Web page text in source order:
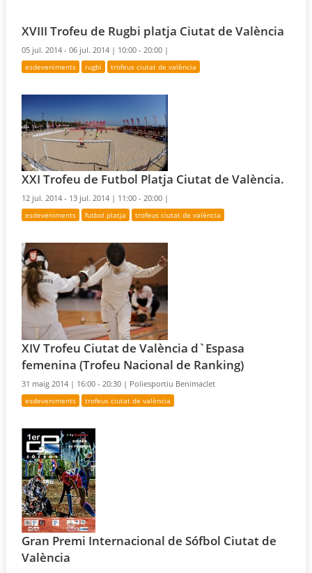
XVIII Trofeu de Rugbi platja Ciutat de València
05 jul. 2014 - 06 jul. 2014 | 10:00 - 20:00 |
esdeveniments rugbi trofeus ciutat de valència
XXI Trofeu de Futbol Platja Ciutat de València.
12 jul. 2014 - 13 jul. 2014 | 11:00 - 20:00 |
esdeveniments futbol platja trofeus ciutat de valència
XIV Trofeu Ciutat de València d`Espasa
femenina (Trofeu Nacional de Ranking)
31 maig 2014 | 16:00 - 20:30 | Poliesportiu Benimaclet
esdeveniments trofeus ciutat de valència
Gran Premi Internacional de Sófbol Ciutat de
València